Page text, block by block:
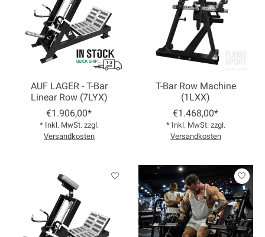
AUF LAGER - T-Bar
Linear Row (7LYX)
€1.906,00*
* Inkl. MwSt. zzgl.
Versandkosten
T-Bar Row Machine
(1LXX)
€1.468,00*
* Inkl. MwSt. zzgl.
Versandkosten